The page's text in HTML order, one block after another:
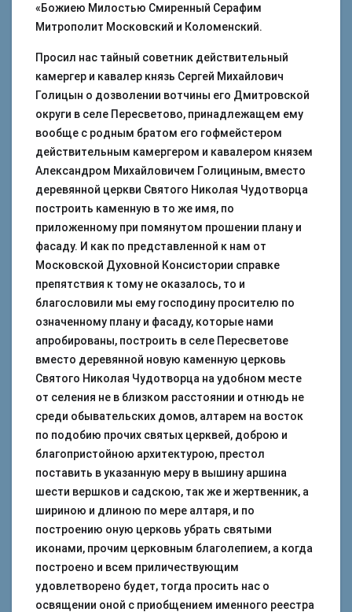
«Божиею Милостью Смиренный Серафим
Митрополит Московский и Коломенский.
Просил нас тайный советник действительный
камергер и кавалер князь Сергей Михайлович
Голицын о дозволении вотчины его Дмитровской
округи в селе Пересветово, принадлежащем ему
вообще с родным братом его гофмейстером
действительным камергером и кавалером князем
Александром Михайловичем Голициным, вместо
деревянной церкви Святого Николая Чудотворца
построить каменную в то же имя, по
приложенному при помянутом прошении плану и
фасаду. И как по представленной к нам от
Московской Духовной Консистории справке
препятствия к тому не оказалось, то и
благословили мы ему господину просителю по
означенному плану и фасаду, которые нами
апробированы, построить в селе Пересветове
вместо деревянной новую каменную церковь
Святого Николая Чудотворца на удобном месте
от селения не в близком расстоянии и отнюдь не
среди обывательских домов, алтарем на восток
по подобию прочих святых церквей, доброю и
благопристойною архитектурою, престол
поставить в указанную меру в вышину аршина
шести вершков и садскою, так же и жертвенник, а
шириною и длиною по мере алтаря, и по
построению оную церковь убрать святыми
иконами, прочим церковным благолепием, а когда
построено и всем приличествующим
удовлетворено будет, тогда просить нас о
освящении оной с приобщением именного реестра